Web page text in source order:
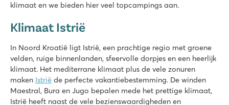
klimaat en we bieden hier veel topcampings aan.
Klimaat Istrië
In Noord Kroatië ligt Istrië, een prachtige regio met groene
velden, ruige binnenlanden, sfeervolle dorpjes en een heerlijk
klimaat. Het mediterrane klimaat plus de vele zonuren
maken Istrië de perfecte vakantiebestemming. De winden
Maestral, Bura en Jugo bepalen mede het prettige klimaat,
Istrië heeft naast de vele bezienswaardigheden en